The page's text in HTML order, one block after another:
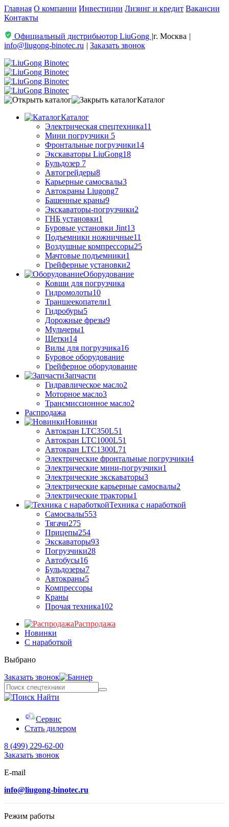
Главная О компании Инвестиции Лизинг и кредит Вакансии
Контакты
Официальный дистрибьютор LiuGong |г. Москва |
info@liugong-binotec.ru | Заказать звонок
Каталог
Каталог
Электрическая спецтехника11
Мини погрузчики 5
Фронтальные погрузчики14
Экскаваторы LiuGong18
Бульдозер 7
Автогрейдеры8
Карьерные самосвалы3
Автокраны Liugong7
Башенные краны9
Экскаваторы-погрузчики2
ГНБ установки1
Буровые установки Jint13
Подъемники ножничные11
Воздушные компрессоры25
Мачтовые подъемники1
Грейферные установки2
Оборудование
Ковши для погрузчика
Гидромолоты10
Траншеекопатели1
Гидробуры5
Дорожные фрезы9
Мульчеры1
Щетки14
Вилы для погрузчика16
Буровое оборудование
Грейферное оборудование
Запчасти
Гидравлическое масло2
Моторное масло3
Трансмиссионное масло2
Распродажа
Новинки
Автокран LTC350L51
Автокран LTC1000L51
Автокран LTC1300L71
Электрические фронтальные погрузчики4
Электрические мини-погрузчики1
Электрические экскаваторы3
Электрические карьерные самосвалы2
Электрические тракторы1
Техника с наработкой
Самосвалы553
Тягачи275
Прицепы254
Экскаваторы93
Погрузчики28
Автобусы16
Бульдозеры7
Автокраны5
Компрессоры
Краны
Прочая техника102
Распродажа
Новинки
С наработкой
Выбрано
Заказать звонок
Найти
Сервис
Стать дилером
8 (499) 229-62-00
Заказать звонок
E-mail
info@liugong-binotec.ru
Режим работы